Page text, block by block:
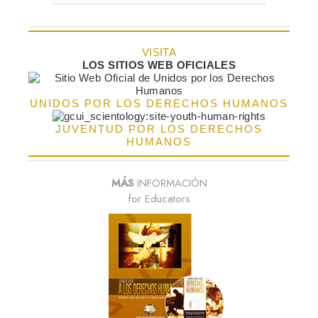
VISITA
LOS SITIOS WEB OFICIALES
UNIDOS POR LOS DERECHOS HUMANOS
JUVENTUD POR LOS DERECHOS
HUMANOS
MÁSINFORMACIÓN
for Educators